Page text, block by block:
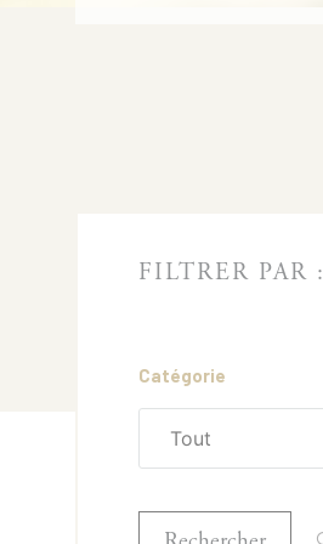
FILTRER PAR :
Catégorie
Tout